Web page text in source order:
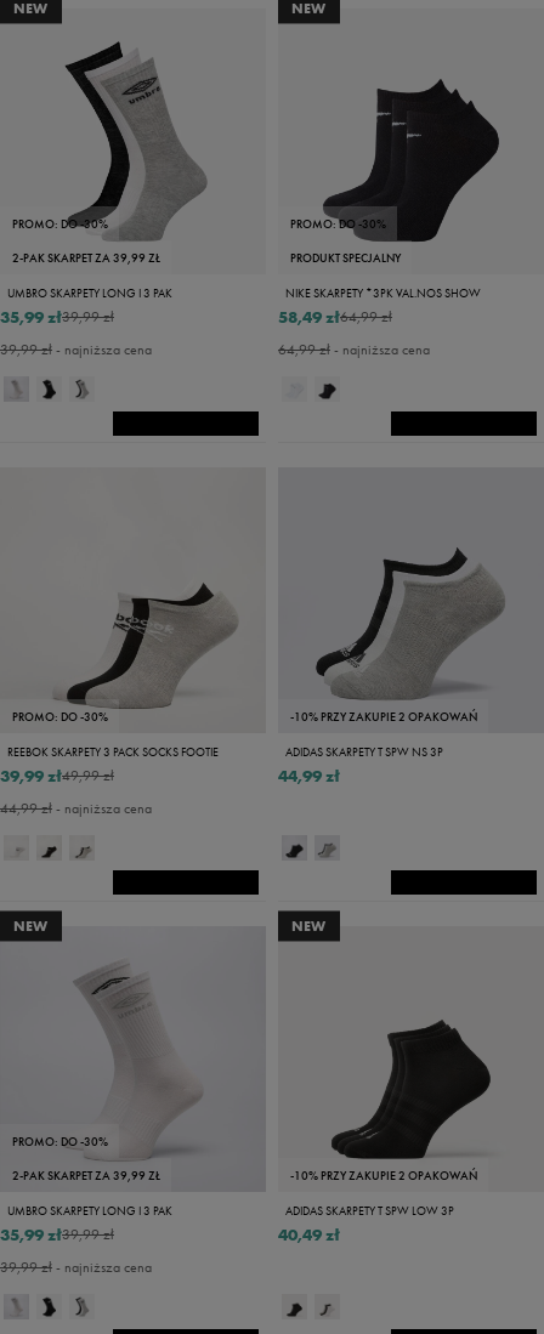
NEW
PROMO: DO -30%
2-PAK SKARPET ZA 39,99 ZŁ
UMBRO SKARPETY LONG I 3 PAK
39,99 zł
35,99 zł
39,99 zł- najniższa cena
NEW
PROMO: DO -30%
PRODUKT SPECJALNY
NIKE SKARPETY *3PK VAL.NOS SHOW
64,99 zł
58,49 zł
64,99 zł- najniższa cena
PROMO: DO -30%
REEBOK SKARPETY 3 PACK SOCKS FOOTIE
49,99 zł
39,99 zł
44,99 zł- najniższa cena
-10% PRZY ZAKUPIE 2 OPAKOWAŃ
ADIDAS SKARPETY T SPW NS 3P
44,99 zł
NEW
PROMO: DO -30%
2-PAK SKARPET ZA 39,99 ZŁ
UMBRO SKARPETY LONG I 3 PAK
39,99 zł
35,99 zł
39,99 zł- najniższa cena
NEW
-10% PRZY ZAKUPIE 2 OPAKOWAŃ
ADIDAS SKARPETY T SPW LOW 3P
40,49 zł